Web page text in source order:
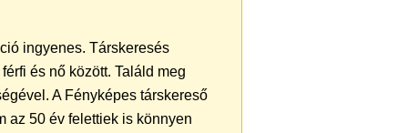
ingyenes. Társkeresés
és nő között. Találd meg
A Fényképes társkereső
az 50 év felettiek is könnyen